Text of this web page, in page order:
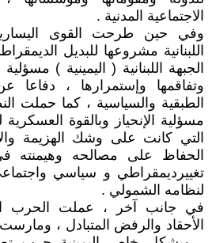
الاجتماعية المدنية .
وفي حين طرحت القوى
اللبنانية مشروعها للبديل
الجبهة اللبنانية ( اليمينية )
وتفاقمها وإستمرارها ، دفاعا
الطبقية والسياسية ، كما حملت
مسؤلية الإنحياز وبالقوة العسكرية
التي كانت على وشك الهزيمة
الحفاظ على مصالحه وهيمنته
تغييرديمقراطي و سياسي
لنظامه الشمولي .
في جانب آخر ، عملت الحرب
الأحقاد والرفض المتبادل ،